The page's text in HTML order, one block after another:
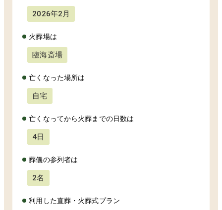
2026年2月
火葬場は
臨海斎場
亡くなった場所は
自宅
亡くなってから火葬までの日数は
4日
葬儀の参列者は
2名
利用した直葬・火葬式プラン